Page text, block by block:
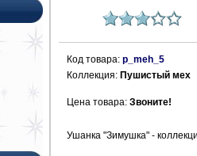
Код товара: p_meh_5
Коллекция: Пушистый мех
Цена товара: Звоните!
Ушанка "Зимушка" -